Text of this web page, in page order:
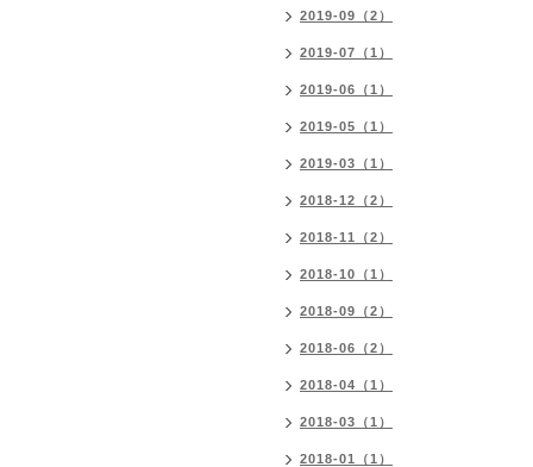
2019-09（2）
2019-07（1）
2019-06（1）
2019-05（1）
2019-03（1）
2018-12（2）
2018-11（2）
2018-10（1）
2018-09（2）
2018-06（2）
2018-04（1）
2018-03（1）
2018-01（1）